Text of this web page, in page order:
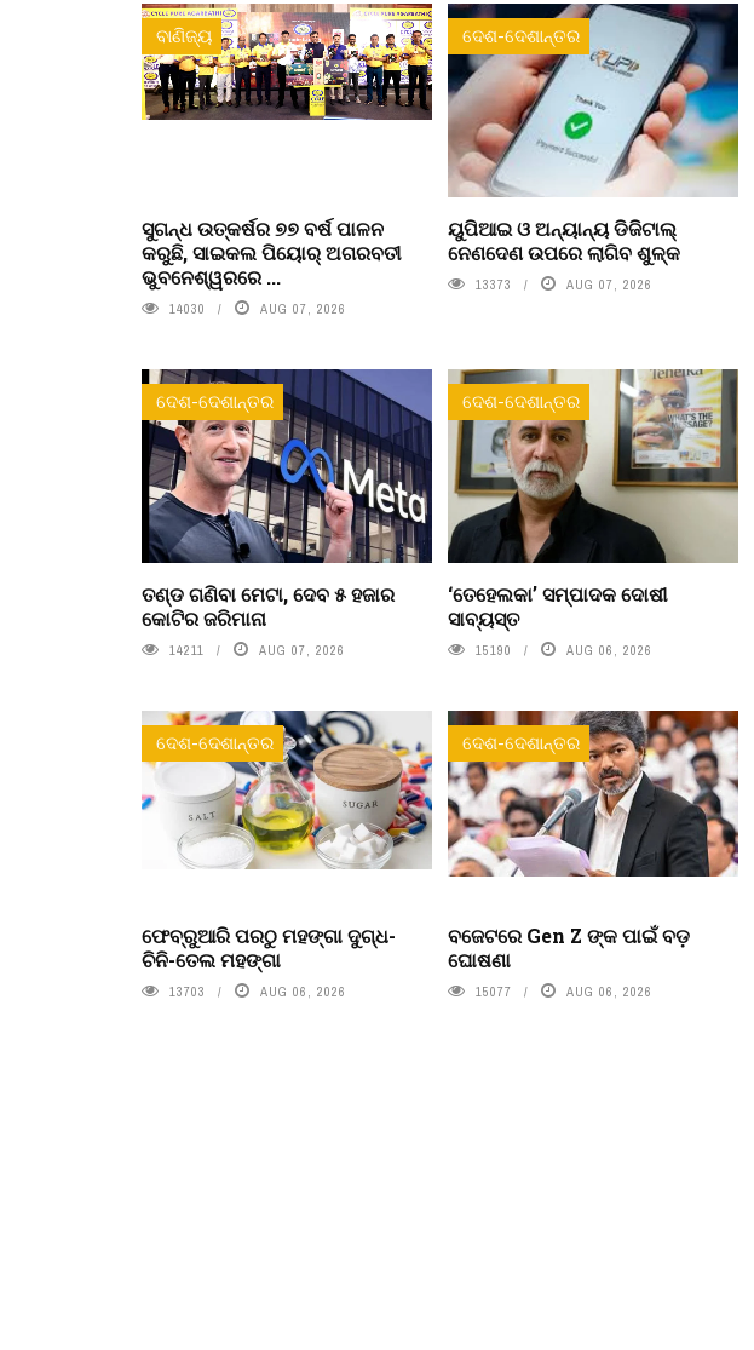
ବାଣିଜ୍ୟ
ସୁଗନ୍ଧ ଉତ୍କର୍ଷର ୭୭ ବର୍ଷ ପାଳନ
କରୁଛି, ସାଇକଲ ପିୟୋର୍‌ ଅଗରବତୀ
ଭୁବନେଶ୍ୱରରେ ...
14030 AUG 07, 2026
ଦେଶ-ଦେଶାନ୍ତର
ୟୁପିଆଇ ଓ ଅନ୍ୟାନ୍ୟ ଡିଜିଟାଲ୍
ନେଣଦେଣ ଉପରେ ଲାଗିବ ଶୁଳ୍କ
13373 AUG 07, 2026
ଦେଶ-ଦେଶାନ୍ତର
ତଣ୍ଡ ଗଣିବା ମେଟା, ଦେବ ୫ ହଜାର
କୋଟିର ଜରିମାନା
14211 AUG 07, 2026
ଦେଶ-ଦେଶାନ୍ତର
‘ତେହେଲକା’ ସମ୍ପାଦକ ଦୋଷୀ
ସାବ୍ୟସ୍ତ
15190 AUG 06, 2026
ଦେଶ-ଦେଶାନ୍ତର
ଫେବ୍ରୁଆରି ପରଠୁ ମହଙ୍ଗା ଦୁଗ୍ଧ-
ଚିନି-ତେଲ ମହଙ୍ଗା
13703 AUG 06, 2026
ଦେଶ-ଦେଶାନ୍ତର
ବଜେଟରେ Gen Z ଙ୍କ ପାଇଁ ବଡ଼
ଘୋଷଣା
15077 AUG 06, 2026